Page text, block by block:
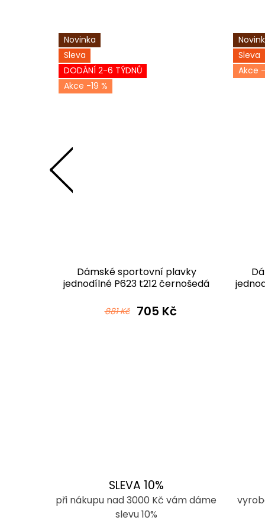
Novinka
Sleva
DODÁNÍ 2-6 TÝDNŮ
-19 %
Dámské sportovní plavky
jednodílné P623 t212 černošedá
881 Kč 705 Kč
Sleva
SLEVA 10%
při nákupu nad 3000 Kč vám dáme
slevu 10%